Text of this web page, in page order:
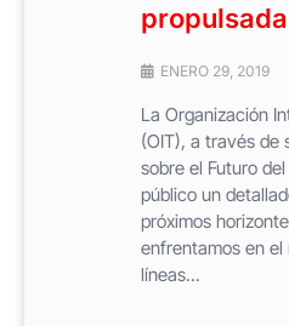
ENERO 29, 2019
La Organización
(OIT), a través de
sobre el Futuro
público un
próximos
enfrentamos en el
líneas...